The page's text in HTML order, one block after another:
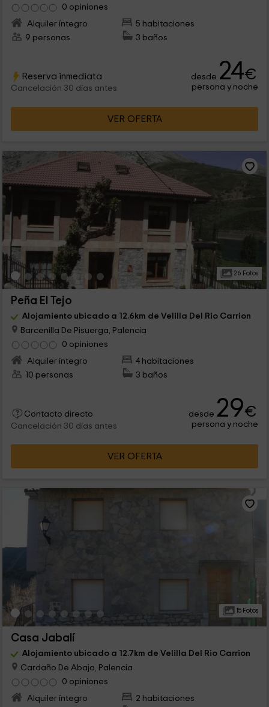
0 opiniones
Alquiler íntegro
5 habitaciones
9 personas
3 baños
Reserva inmediata
Cancelación 30 días antes
desde 24€
persona y noche
VER OFERTA
26 Fotos
Peña El Tejo
Alojamiento ubicado a 12.6km de Velilla Del Rio Carrion
Barcenilla De Pisuerga, Palencia
0 opiniones
Alquiler íntegro
4 habitaciones
10 personas
3 baños
Contacto directo
Cancelación 30 días antes
desde 29€
persona y noche
VER OFERTA
15 Fotos
Casa Jabalí
Alojamiento ubicado a 12.7km de Velilla Del Rio Carrion
Cardaño De Abajo, Palencia
0 opiniones
Alquiler íntegro
2 habitaciones